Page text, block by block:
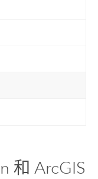
和 ArcGIS